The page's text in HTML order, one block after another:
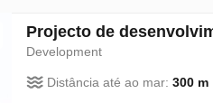
Projecto de
Development
Distância até ao mar: 300 m